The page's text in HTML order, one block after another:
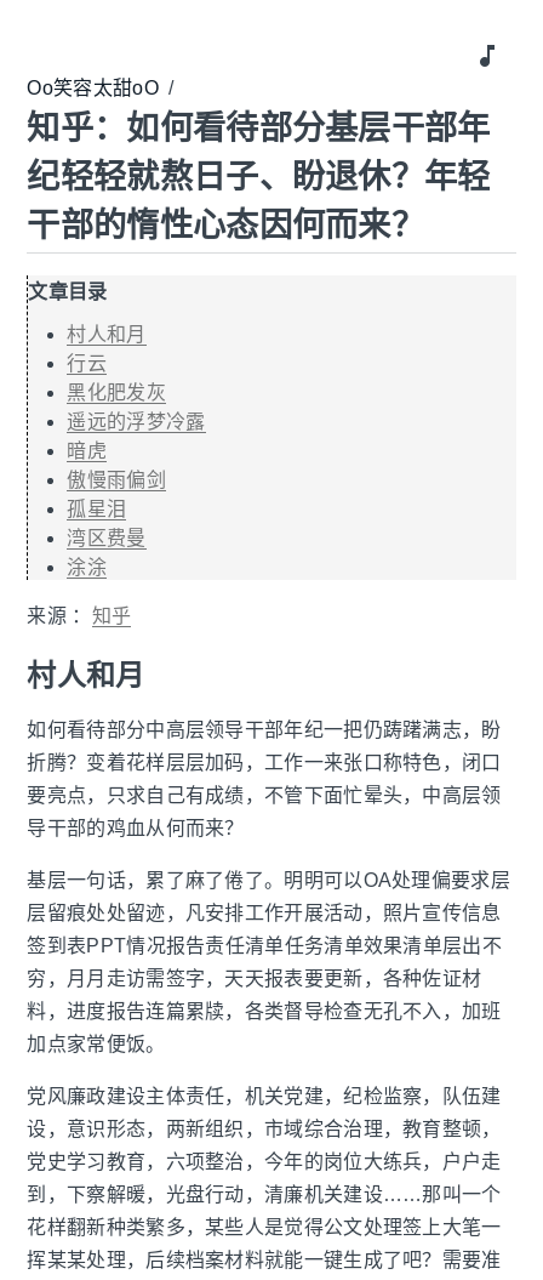
music_note
Oo笑容太甜oO /
知乎：如何看待部分基层干部年
纪轻轻就熬日子、盼退休？年轻
干部的惰性心态因何而来？
文章目录
村人和月
行云
黑化肥发灰
遥远的浮梦冷露
暗虎
傲慢雨偏剑
孤星泪
湾区费曼
涂涂
来源 ： 知乎
村人和月
如何看待部分中高层领导干部年纪一把仍踌躇满志，盼
折腾？变着花样层层加码，工作一来张口称特色，闭口
要亮点，只求自己有成绩，不管下面忙晕头，中高层领
导干部的鸡血从何而来？
基层一句话，累了麻了倦了。明明可以OA处理偏要求层
层留痕处处留迹，凡安排工作开展活动，照片宣传信息
签到表PPT情况报告责任清单任务清单效果清单层出不
穷，月月走访需签字，天天报表要更新，各种佐证材
料，进度报告连篇累牍，各类督导检查无孔不入，加班
加点家常便饭。
党风廉政建设主体责任，机关党建，纪检监察，队伍建
设，意识形态，两新组织，市域综合治理，教育整顿，
党史学习教育，六项整治，今年的岗位大练兵，户户走
到，下察解暖，光盘行动，清廉机关建设……那叫一个
花样翻新种类繁多，某些人是觉得公文处理签上大笔一
挥某某处理，后续档案材料就能一键生成了吧？需要准